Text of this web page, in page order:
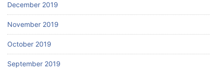
December 2019
November 2019
October 2019
September 2019